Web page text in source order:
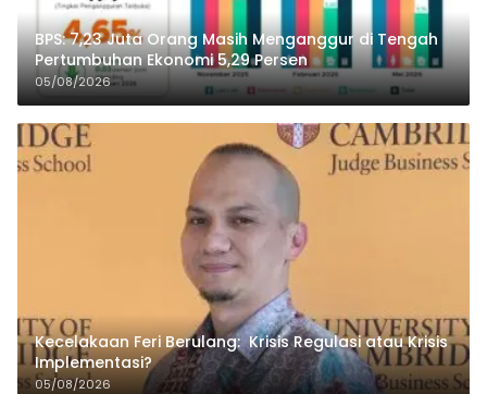
BPS: 7,23 Juta Orang Masih Menganggur di Tengah
Pertumbuhan Ekonomi 5,29 Persen
05/08/2026
Kecelakaan Feri Berulang: Krisis Regulasi atau Krisis
Implementasi?
05/08/2026